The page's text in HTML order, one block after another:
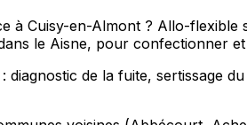
à Cuisy-en-Almont ? Allo-
le Aisne, pour confectionner
de la fuite, sertissage